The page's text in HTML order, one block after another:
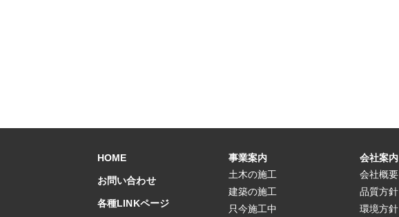
HOME
お問い合わせ
各種LINKページ
事業案内
土木の施工
建築の施工
只今施工中
会社案内
会社概要
品質方針
環境方針